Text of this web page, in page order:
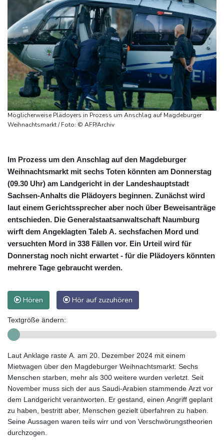
Möglicherweise Plädoyers in Prozess um Anschlag auf Magdeburger
Weihnachtsmarkt / Foto: © AFP/Archiv
Im Prozess um den Anschlag auf den Magdeburger
Weihnachtsmarkt mit sechs Toten könnten am Donnerstag
(09.30 Uhr) am Landgericht in der Landeshauptstadt
Sachsen-Anhalts die Plädoyers beginnen. Zunächst wird
laut einem Gerichtssprecher aber noch über Beweisanträge
entschieden. Die Generalstaatsanwaltschaft Naumburg
wirft dem Angeklagten Taleb A. sechsfachen Mord und
versuchten Mord in 338 Fällen vor. Ein Urteil wird für
Donnerstag noch nicht erwartet - für die Plädoyers könnten
mehrere Tage gebraucht werden.
Hören Hör auf zuzuhören
Textgröße ändern:
Laut Anklage raste A. am 20. Dezember 2024 mit einem
Mietwagen über den Magdeburger Weihnachtsmarkt. Sechs
Menschen starben, mehr als 300 weitere wurden verletzt. Seit
November muss sich der aus Saudi-Arabien stammende Arzt vor
dem Landgericht verantworten. Er gestand, einen Angriff geplant
zu haben, bestritt aber, Menschen gezielt überfahren zu haben.
Seine Aussagen waren teils wirr und von Verschwörungstheorien
durchzogen.